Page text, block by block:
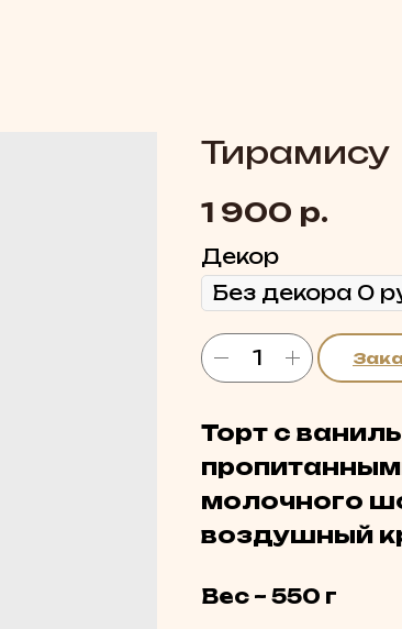
Тирамису
1 900 р.
Декор
Торт с
молочного
воздушный
Вес ~ 550 г